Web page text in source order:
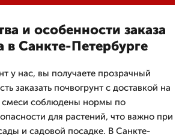
и особенности заказа
в Санкте-Петербурге
у нас, вы получаете прозрачный
заказать почвогрунт с доставкой на
смеси соблюдены нормы по
для растений, что важно при
и садовой посадке. В Санкте-